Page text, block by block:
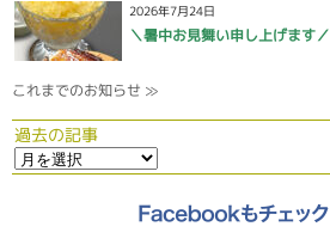
2026年7月24日
＼暑中お見舞い申し上げます／
これまでのお知らせ ≫
過去の記事